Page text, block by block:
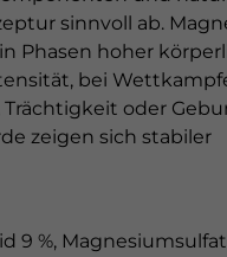
sinnvoll ab.
Phasen hoher
bei
oder
zeigen sich stabiler
Magnesiumsulfat